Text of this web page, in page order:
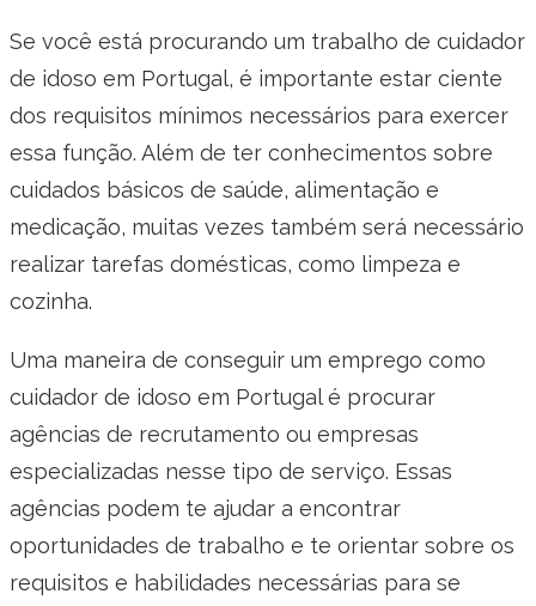
Se você está procurando um trabalho de cuidador
de idoso em Portugal, é importante estar ciente
dos requisitos mínimos necessários para exercer
essa função. Além de ter conhecimentos sobre
cuidados básicos de saúde, alimentação e
medicação, muitas vezes também será necessário
realizar tarefas domésticas, como limpeza e
cozinha.
Uma maneira de conseguir um emprego como
cuidador de idoso em Portugal é procurar
agências de recrutamento ou empresas
especializadas nesse tipo de serviço. Essas
agências podem te ajudar a encontrar
oportunidades de trabalho e te orientar sobre os
requisitos e habilidades necessárias para se